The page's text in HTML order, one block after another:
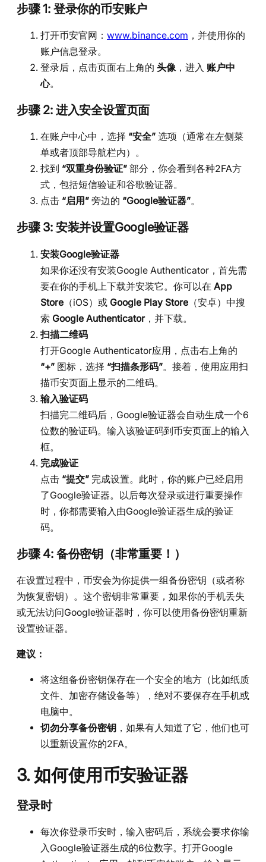
步骤 1: 登录你的币安账户
打开币安官网： www.binance.com ，并使用你的
账户信息登录。
登录后，点击页面右上角的 头像，进入 账户中
心。
步骤 2: 进入安全设置页面
在账户中心中，选择 “安全” 选项（通常在左侧菜
单或者顶部导航栏内）。
找到 “双重身份验证” 部分，你会看到各种2FA方
式，包括短信验证和谷歌验证器。
点击 “启用” 旁边的 “Google验证器”。
步骤 3: 安装并设置Google验证器
安装Google验证器
如果你还没有安装Google Authenticator，首先需
要在你的手机上下载并安装它。你可以在 App
Store （iOS）或 Google Play Store （安卓）中搜
索 Google Authenticator，并下载。
扫描二维码
打开Google Authenticator应用，点击右上角的
“+” 图标，选择 “扫描条形码”。接着，使用应用扫
描币安页面上显示的二维码。
输入验证码
扫描完二维码后，Google验证器会自动生成一个6
位数的验证码。输入该验证码到币安页面上的输入
框。
完成验证
点击 “提交” 完成设置。此时，你的账户已经启用
了Google验证器。以后每次登录或进行重要操作
时，你都需要输入由Google验证器生成的验证
码。
步骤 4: 备份密钥（非常重要！）
在设置过程中，币安会为你提供一组备份密钥（或者称
为恢复密钥）。这个密钥非常重要，如果你的手机丢失
或无法访问Google验证器时，你可以使用备份密钥重新
设置验证器。
建议：
将这组备份密钥保存在一个安全的地方（比如纸质
文件、加密存储设备等），绝对不要保存在手机或
电脑中。
切勿分享备份密钥 ，如果有人知道了它，他们也可
以重新设置你的2FA。
3. 如何使用币安验证器
登录时
每次你登录币安时，输入密码后，系统会要求你输
入Google验证器生成的6位数字。打开Google